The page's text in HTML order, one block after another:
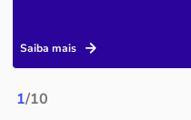
1/10
Saiba mais